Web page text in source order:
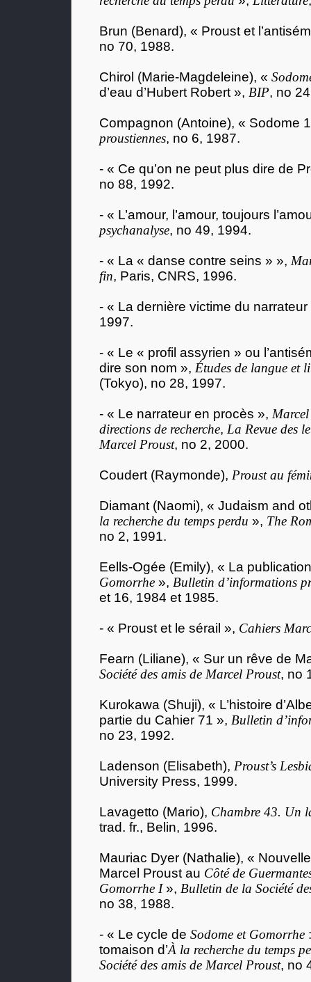
Brun (Benard), « Proust et
no 70, 1988.
Chirol (Marie-Magdeleine), «
d’eau d’Hubert Robert », BIP, no
Compagnon (Antoine), « Sodome
proustiennes, no 6, 1987.
- « Ce qu’on ne peut plus dire de
no 88, 1992.
- « L’amour, l’amour, toujours
psychanalyse, no 49, 1994.
- « La « danse contre seins » »,
fin, Paris, CNRS, 1996.
- « La dernière victime du
1997.
- « Le « profil assyrien » ou
dire son nom », Études de langue et
(Tokyo), no 28, 1997.
- « Le narrateur en procès »,
directions de recherche, La Revue des
Marcel Proust, no 2, 2000.
Coudert (Raymonde), Proust au
Diamant (Naomi), « Judaism and
la recherche du temps perdu », The
no 2, 1991.
Eells-Ogée (Emily), « La
Gomorrhe », Bulletin d’informations
et 16, 1984 et 1985.
- « Proust et le sérail », Cahiers
Fearn (Liliane), « Sur un rêve de
Société des amis de Marcel Proust, no
Kurokawa (Shuji), « L’histoire
partie du Cahier 71 », Bulletin
no 23, 1992.
Ladenson (Elisabeth), Proust’s
University Press, 1999.
Lavagetto (Mario), Chambre 43. Un
trad. fr., Belin, 1996.
Mauriac Dyer (Nathalie), «
Marcel Proust au Côté de
Gomorrhe I», Bulletin de la Société
no 38, 1988.
- « Le cycle de Sodome et Gomorrhe
tomaison d’À la recherche du temps
Société des amis de Marcel Proust, no